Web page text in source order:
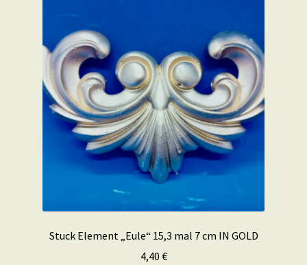
Stuck Element „Eule“ 15,3 mal 7 cm IN GOLD
4,40 €